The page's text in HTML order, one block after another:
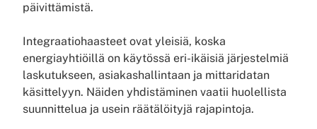
päivittämistä.
Integraatiohaasteet ovat yleisiä, koska
energiayhtiöillä on käytössä eri-ikäisiä järjestelmiä
laskutukseen, asiakashallintaan ja mittaridatan
käsittelyyn. Näiden yhdistäminen vaatii huolellista
suunnittelua ja usein räätälöityjä rajapintoja.